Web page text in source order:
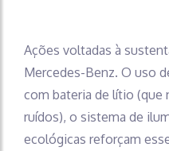
Ações voltadas à
Mercedes-Benz. O uso
com bateria de lítio
ruídos), o sistema de
ecológicas reforçam